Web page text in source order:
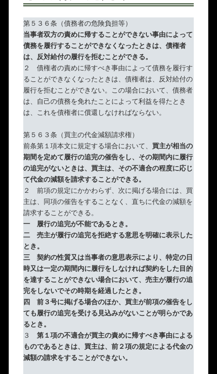
第５３６条（債務者の危険負担等）
当事者双方の責めに帰することができない事由によって
債務を履行することができなくなったときは、債権者
は、反対給付の履行を拒むことができる。
２ 債権者の責めに帰すべき事由によって債務を履行す
ることができなくなったときは、債権者は、反対給付の
履行を拒むことができない。この場合において、債務者
は、自己の債務を免れたことによって利益を得たとき
は、これを債権者に償還しなければならない。
第５６３条（買主の代金減額請求権）
前条第１項本文に規定する場合において、 買主が相当の
期間を定めて履行の追完の催告をし、その期間内に履行
の追完がないときは、買主は、その不適合の程度に応じ
て代金の減額を請求することができる。
２ 前項の規定にかかわらず、次に掲げる場合には、買
主は、同項の催告をすることなく、直ちに代金の減額を
請求することができる。
一 履行の追完が不能であるとき。
二 売主が履行の追完を拒絶する意思を明確に表示した
とき。
三 契約の性質又は当事者の意思表示により、特定の日
時又は一定の期間内に履行をしなければ契約をした目的
を達することができない場合において、売主が履行の追
完をしないでその時期を経過したとき。
四 前３号に掲げる場合のほか、買主が前項の催告をし
ても履行の追完を受ける見込みがないことが明らかであ
るとき。
３ 第１項の不適合が買主の責めに帰すべき事由による
ものであるときは、買主は、前２項の規定による代金の
減額の請求をすることができない。